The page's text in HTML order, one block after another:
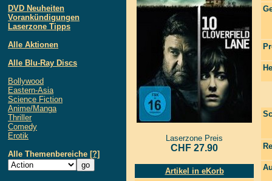
DVD Neuheiten
Vorankündigungen
Laserzone Tipps
Alle Aktionen
Alle Blu-Ray Discs
Bollywood
Eastern-Asia
Science Fiction
Anime/Manga
Thriller
Comedy
Erotik
Alle Themenbereiche [?]
Laserzone Preis
CHF 27.90
Artikel in eKorb